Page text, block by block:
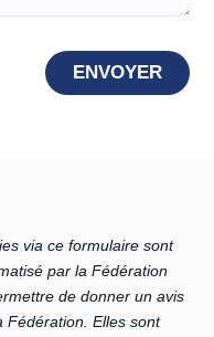
via ce formulaire sont
par la Fédération
de donner un avis
Fédération. Elles sont